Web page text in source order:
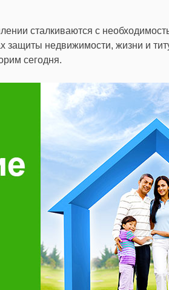
сталкиваются с
защиты недвижимости, жизни и
сегодня.